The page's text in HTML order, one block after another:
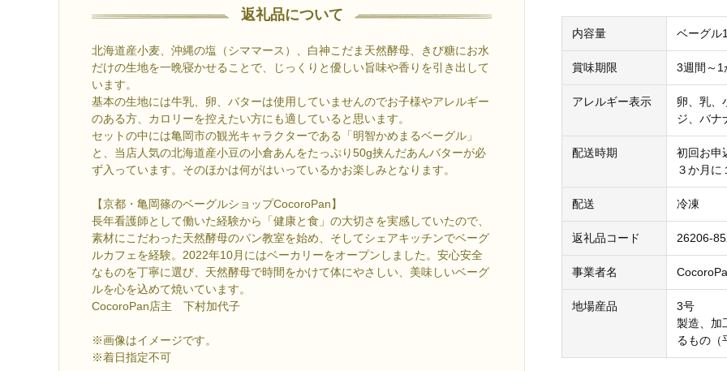
返礼品について
北海道産小麦、沖縄の塩（シママース）、白神こだま天然酵母、きび糖にお水
だけの生地を一晩寝かせることで、じっくりと優しい旨味や香りを引き出して
います。
基本の生地には牛乳、卵、バターは使用していませんのでお子様やアレルギー
のある方、カロリーを控えたい方にも適していると思います。
セットの中には亀岡市の観光キャラクターである「明智かめまるベーグル」
と、当店人気の北海道産小豆の小倉あんをたっぷり50g挟んだあんバターが必
ず入っています。そのほかは何がはいっているかお楽しみとなります。
【京都・亀岡篠のベーグルショップCocoroPan】
長年看護師として働いた経験から「健康と食」の大切さを実感していたので、
素材にこだわった天然酵母のパン教室を始め、そしてシェアキッチンでベーグ
ルカフェを経験。2022年10月にはベーカリーをオープンしました。安心安全
なものを丁寧に選び、天然酵母で時間をかけて体にやさしい、美味しいベーグ
ルを心を込めて焼いています。
CocoroPan店主 下村加代子
※画像はイメージです。
※着日指定不可
内容量 ベーグル
賞味期限 3週間～1
アレルギー表示
卵、乳、
ジ、バナ
配送時期
初回お申
３か月
配送 冷凍
返礼品コード 26206-
事業者名
地場産品
3号
製造、加
るもの（